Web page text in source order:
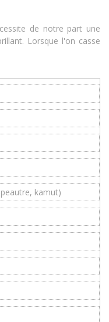
de notre part une
Lorsque l'on casse
kamut)